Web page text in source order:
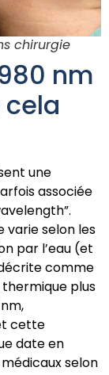
chirurgie
nm
cela
une
associée
varie selon les
par l’eau (et
comme
plus
cette
date en
selon